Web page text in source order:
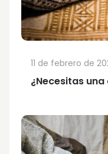
¿Necesitas
11 de febrero de